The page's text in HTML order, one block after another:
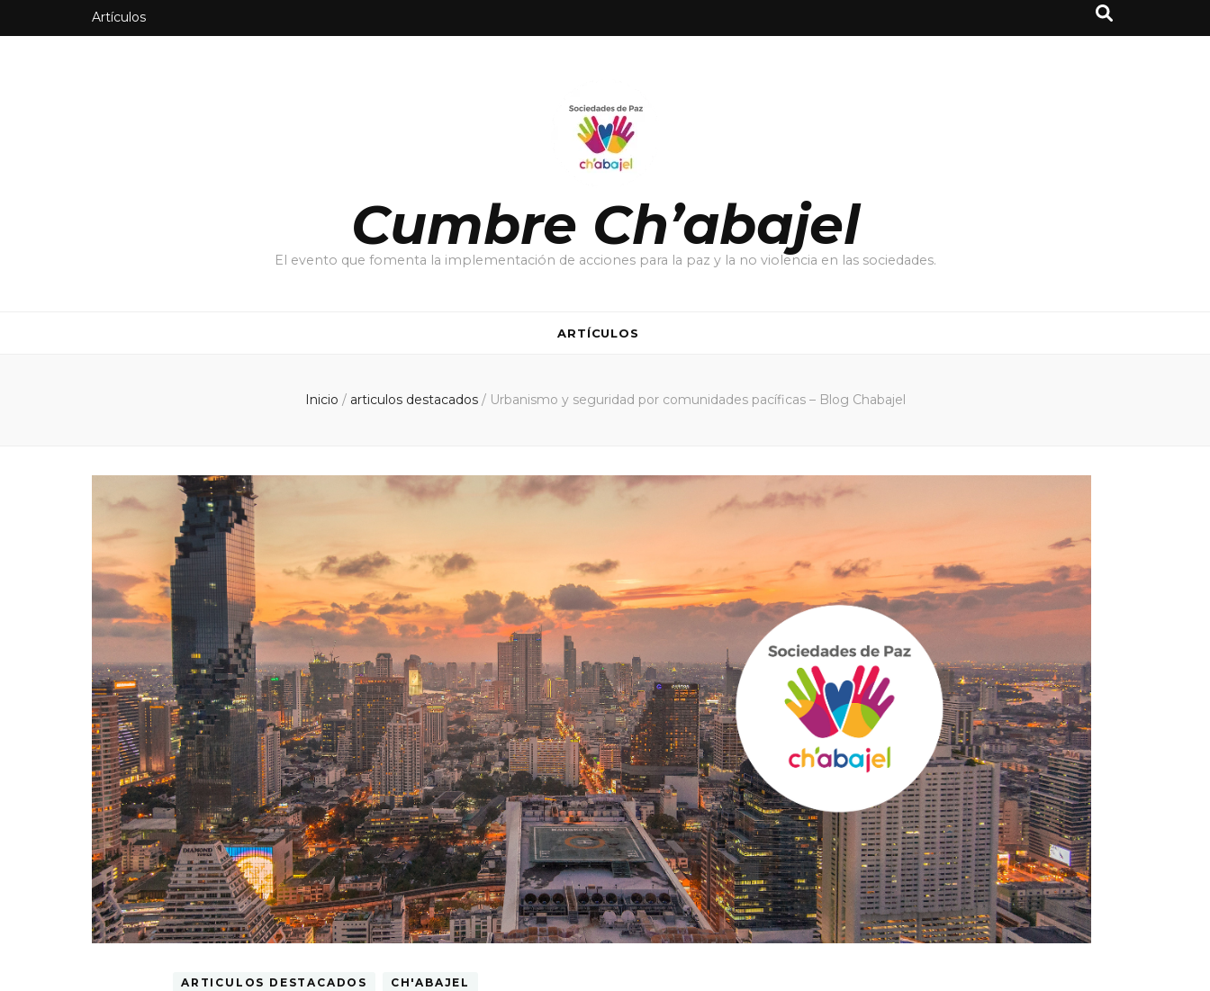
Artículos
Cumbre Ch’abajel
El evento que fomenta la implementación de acciones para la paz y la no violencia en las sociedades.
ARTÍCULOS
Inicio / articulos destacados / Urbanismo y seguridad por comunidades pacíficas – Blog Chabajel
ARTICULOS DESTACADOS CH'ABAJEL